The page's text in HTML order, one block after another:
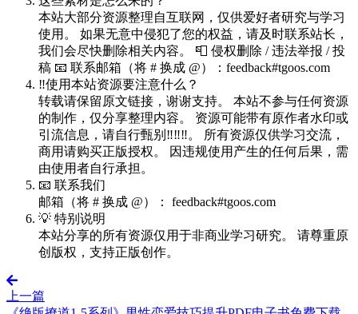
本站大部分资源整理自互联网，仅供爱好者研究与学习
使用。 如果无意中侵犯了您的权益，请及时联系站长，
我们会尽快删除相关内容。 📮 侵权删除 / 违法举报 / 投
稿 📧 联系邮箱（将 # 换成 @）：feedback#tgoos.com
‼️使用本站资源要注意什么？
转载请保留原文链接，谢谢支持。 本站不参与任何资源
的制作，仅分享整理内容。 资源可能带有原作者水印或
引流信息，请自行甄别‼️‼️‼️。 所有资源仅供学习交流，
商用请购买正版授权。 因违规使用产生的任何后果，需
由使用者自行承担。
📧 联系我们
邮箱（将 # 换成 @）： feedback#tgoos.com
💡 特别说明
本站分享的所有资源仅用于非商业学习研究。 请尊重原
创版权，支持正版创作。
上一篇